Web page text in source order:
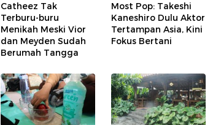
Catheez Tak
Terburu-buru
Menikah Meski Vior
dan Meyden Sudah
Berumah Tangga
Most Pop: Takeshi
Kaneshiro Dulu Aktor
Tertampan Asia, Kini
Fokus Bertani